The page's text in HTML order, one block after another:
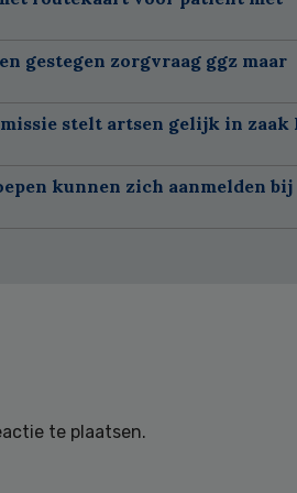
gestegen zorgvraag ggz maar
stelt artsen gelijk in
kunnen zich aanmelden
te plaatsen.